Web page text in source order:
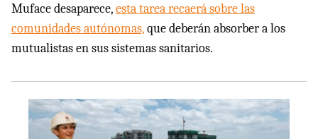
Muface desaparece,esta tarea recaerá sobre las
comunidades autónomas,que deberán absorber a los
mutualistas en sus sistemas sanitarios.